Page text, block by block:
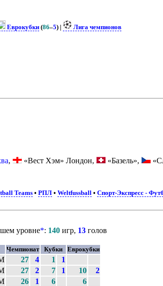
Еврокубки(86–5) |
Лига чемпионов
, «Вест Хэм» Лондон, «Базель»,
Teams •РПЛ •Weltfussball •Спорт-Экспресс -
уровне*: 140игр, 13голов
Чемпионат Кубки Еврокубки
27 4 1
1
27 2 7 1 10
2
26 1 6
6